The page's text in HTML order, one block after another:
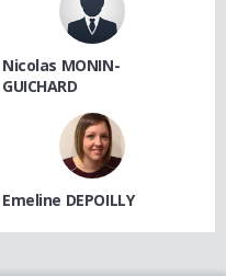
Nicolas MONIN-
GUICHARD
Emeline DEPOILLY